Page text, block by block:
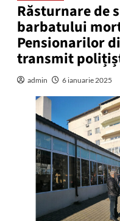
Răsturnare de
barbatului
Pensionarilor
transmit
admin 6 ianuarie 2025